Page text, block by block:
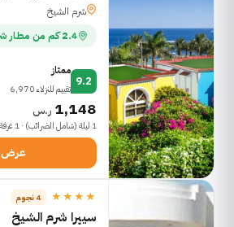
شرم الشيخ
2.4 كم من مطار شرم الشيخ
9.2
ممتاز
تقييم للنزلاء 6,970
1,148 ر.س
1 ليلة (شامل الضرائب) · 1 غرفة
عرض
★★★★ 4 نجوم
سييرا شرم الشيخ